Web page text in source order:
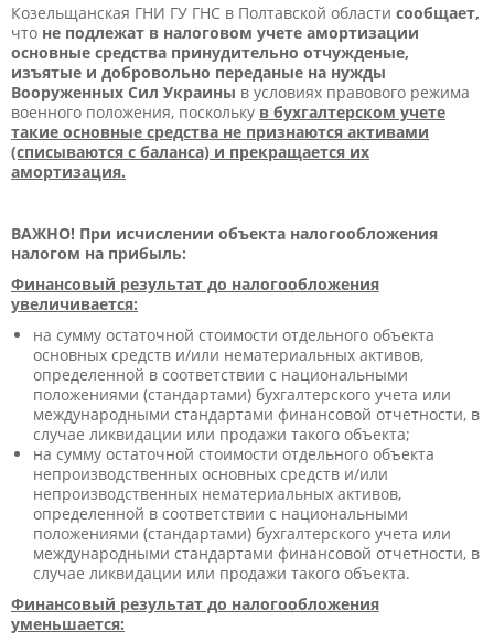
Козельщанская ГНИ ГУ ГНС в Полтавской области сообщает,
что не подлежат в налоговом учете амортизации
основные средства принудительно отчужденые,
изъятые и добровольно переданые на нужды
Вооруженных Сил Украины в условиях правового режима
военного положения, поскольку в бухгалтерском учете
такие основные средства не признаются активами
(списываются с баланса) и прекращается их
амортизация.
ВАЖНО! При исчислении объекта налогообложения
налогом на прибыль:
Финансовый результат до налогообложения
увеличивается:
на сумму остаточной стоимости отдельного объекта
основных средств и/или нематериальных активов,
определенной в соответствии с национальными
положениями (стандартами) бухгалтерского учета или
международными стандартами финансовой отчетности, в
случае ликвидации или продажи такого объекта;
на сумму остаточной стоимости отдельного объекта
непроизводственных основных средств и/или
непроизводственных нематериальных активов,
определенной в соответствии с национальными
положениями (стандартами) бухгалтерского учета или
международными стандартами финансовой отчетности, в
случае ликвидации или продажи такого объекта.
Финансовый результат до налогообложения
уменьшается: